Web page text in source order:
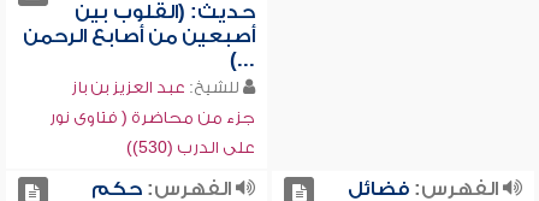
حديث: (القلوب بين
أصبعين من أصابع الرحمن
...)
للشيخ: عبد العزيز بن باز
جزء من محاضرة ( فتاوى نور
على الدرب (530))
الفهرس:فضائل
الفهرس:حكم